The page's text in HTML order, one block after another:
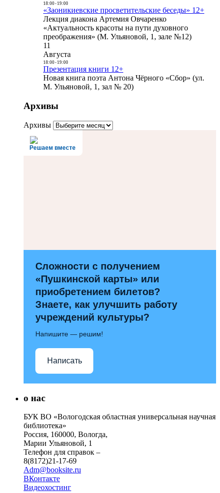
18:00- 19:00
«Заоникиевские просветительские беседы» 12+
Лекция диакона Артемия Овчаренко
«Актуальность красоты на пути духовного
преображения» (М. Ульяновой, 1, зале №12)
11
Августа
18:00- 19:00
Презентация книги 12+
Новая книга поэта Антона Чёрного «Сбор» (ул.
М. Ульяновой, 1, зал № 20)
Архивы
Архивы
Решаем вместе
Сложности с получением
«Пушкинской карты» или
приобретением билетов?
Знаете, как улучшить работу
учреждений культуры?
Напишите — решим!
Написать
о нас
БУК ВО «Вологодская областная универсальная научная
библиотека»
Россия, 160000, Вологда,
Марии Ульяновой, 1
Телефон для справок –
8(8172)21-17-69
Adm@booksite.ru
ВКонтакте
Видеохостинг